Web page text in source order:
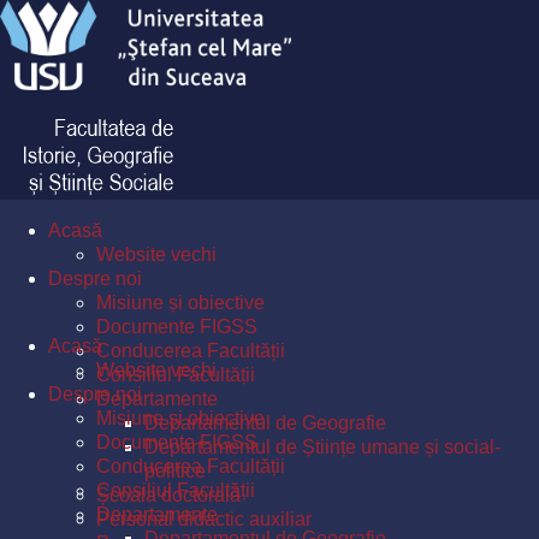
Acasă
Website vechi
Despre noi
Misiune și obiective
Documente FIGSS
Conducerea Facultății
Consiliul Facultății
Departamente
Departamentul de Geografie
Departamentul de Științe umane și social-
politice
Școala doctorală
Personal didactic auxiliar
Acasă
Website vechi
Despre noi
Misiune și obiective
Documente FIGSS
Conducerea Facultății
Consiliul Facultății
Departamente